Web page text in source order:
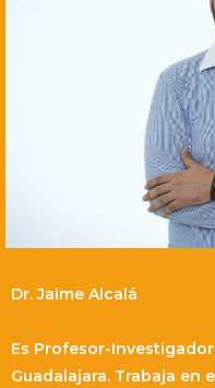
Dr. Jaime Alcalá
Es Profesor-
Guadalajara. Trabaja en